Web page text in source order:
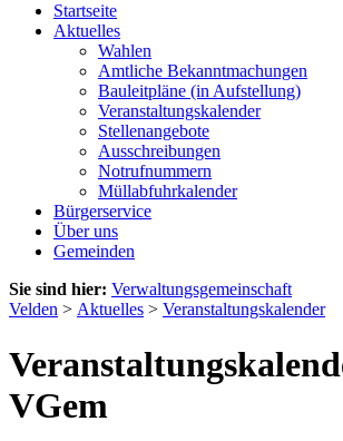
Startseite
Aktuelles
Wahlen
Amtliche Bekanntmachungen
Bauleitpläne (in Aufstellung)
Veranstaltungskalender
Stellenangebote
Ausschreibungen
Notrufnummern
Müllabfuhrkalender
Bürgerservice
Über uns
Gemeinden
Sie sind hier: Verwaltungsgemeinschaft
Velden > Aktuelles > Veranstaltungskalender
VGem